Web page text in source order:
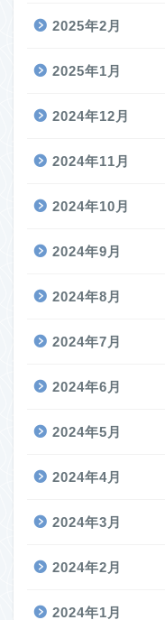
2025年2月
2025年1月
2024年12月
2024年11月
2024年10月
2024年9月
2024年8月
2024年7月
2024年6月
2024年5月
2024年4月
2024年3月
2024年2月
2024年1月